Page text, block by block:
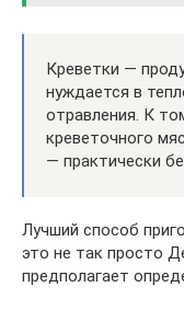
Креветки —
нуждается в
отравления. К
креветочного
— практически
Лучший способ
это не так просто
предполагает